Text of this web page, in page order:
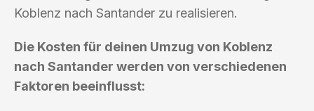
Koblenz nach Santander zu realisieren.
Die Kosten für deinen Umzug von Koblenz
nach Santander werden von verschiedenen
Faktoren beeinflusst: